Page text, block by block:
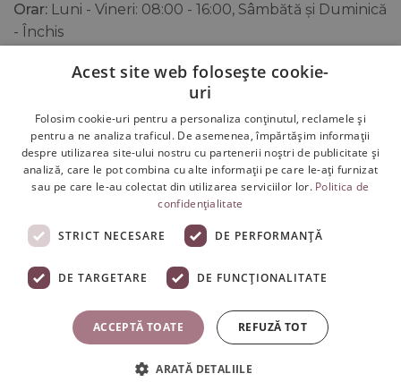
Orar: Luni - Vineri: 08:00 - 16:00, Sâmbătă și Duminică
- Închis
office@swedishcolagen.ro
Copyright 2026 ©Swedish Colagen- Colagen Lichid de
Ultimă Generație cu Concentrații Maxime și Efecte Reale
Vladimirescu, Arad, Romania
Acest site web folosește cookie-
uri
Folosim cookie-uri pentru a personaliza conținutul, reclamele și
pentru a ne analiza traficul. De asemenea, împărtășim informații
despre utilizarea site-ului nostru cu partenerii noștri de publicitate și
analiză, care le pot combina cu alte informații pe care le-ați furnizat
sau pe care le-au colectat din utilizarea serviciilor lor. Politica de
confidențialitate
STRICT NECESARE DE PERFORMANȚĂ
DE TARGETARE DE FUNCŢIONALITATE
ACCEPTĂ TOATE REFUZĂ TOT
ARATĂ DETALIILE